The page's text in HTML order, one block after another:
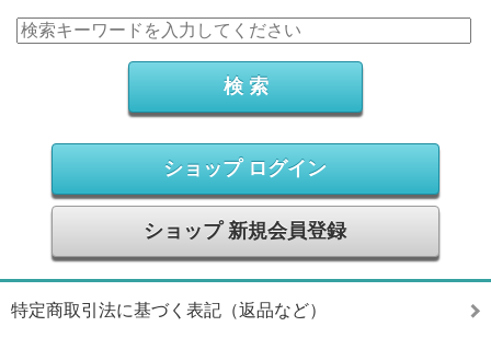
ショップ ログイン
ショップ 新規会員登録
特定商取引法に基づく表記（返品など）